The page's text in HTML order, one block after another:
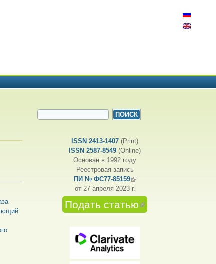
ФОРМА ПОИСКА
ISSN 2413-1407 (Print)
ISSN 2587-8549 (Online)
Основан в 1992 году
Реестровая запись
ПИ № ФС77-85159(внешняя ссылка)
от 27 апреля 2023 г.
Подать статью